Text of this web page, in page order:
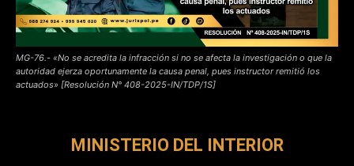
MG-76.- «No se acredita la infracción si no se afecta la investigación o que la
autoridad ejerza oportunamente la causa penal, pues instructor remitió los
actuados» [Resolución N° 408-2025-IN/TDP/1S]
MINISTERIO DEL INTERIOR